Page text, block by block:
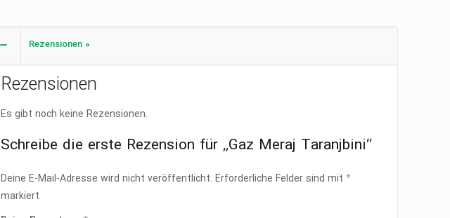
Rezensionen 0
Rezensionen
Es gibt noch keine Rezensionen.
Schreibe die erste Rezension für „Gaz Meraj Taranjbini“
Deine E-Mail-Adresse wird nicht veröffentlicht. Erforderliche Felder sind mit *
markiert